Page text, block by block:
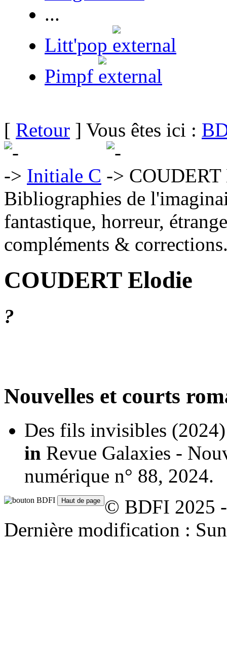
...
Litt'pop
Pimpf
[ Retour ] Vous êtes ici :
Initiale C
COUDERT
Bibliographies de
fantastique, horreur,
compléments &
COUDERT Elodie
?
Nouvelles et courts
Des fils invisibles (2024)
in Revue Galaxies -
numérique n° 88, 2024.
© BDFI 2025
Dernière modification :